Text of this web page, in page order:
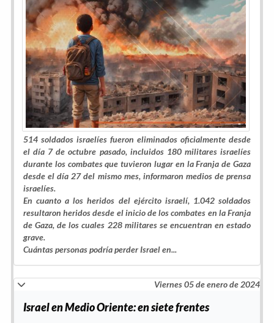
514 soldados israelíes fueron eliminados oficialmente desde
el día 7 de octubre pasado, incluidos 180 militares israelíes
durante los combates que tuvieron lugar en la Franja de Gaza
desde el día 27 del mismo mes, informaron medios de prensa
israelíes.
En cuanto a los heridos del ejército israelí, 1.042 soldados
resultaron heridos desde el inicio de los combates en la Franja
de Gaza, de los cuales 228 militares se encuentran en estado
grave.
Cuántas personas podría perder Israel en...
Viernes 05 de enero de 2024
Israel en Medio Oriente: en siete frentes